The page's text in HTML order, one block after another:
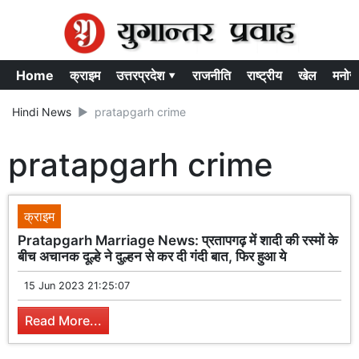
Home क्राइम उत्तरप्रदेश ▾ राजनीति राष्ट्रीय खेल
Hindi News pratapgarh crime
pratapgarh crime
क्राइम
Pratapgarh Marriage News: प्रतापगढ़ में शादी की रस्मों के
बीच अचानक दूल्हे ने दुल्हन से कर दी गंदी बात, फिर हुआ ये
15 Jun 2023 21:25:07
Read More...